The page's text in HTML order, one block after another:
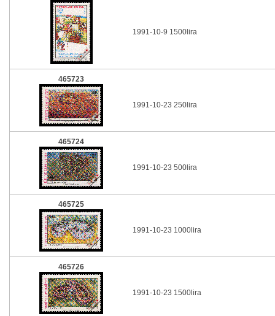
1991-10-9 1500lira
465723
1991-10-23 250lira
465724
1991-10-23 500lira
465725
1991-10-23 1000lira
465726
1991-10-23 1500lira